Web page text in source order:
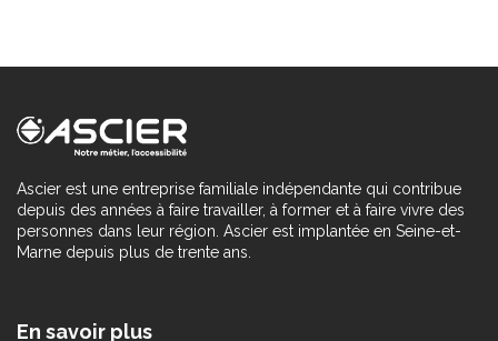
Ascier est une entreprise familiale indépendante qui contribue
depuis des années à faire travailler, à former et à faire vivre des
personnes dans leur région. Ascier est implantée en Seine-et-
Marne depuis plus de trente ans.
En savoir plus